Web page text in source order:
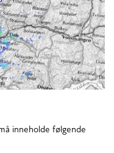
inneholde følgende